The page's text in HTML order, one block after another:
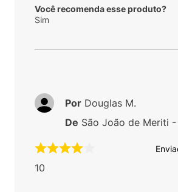
Você recomenda esse produto?
Sim
10
Por Douglas M.
De São João de Meriti -